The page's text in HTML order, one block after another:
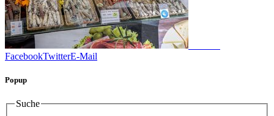
FacebookTwitterE-Mail
Popup
Suche